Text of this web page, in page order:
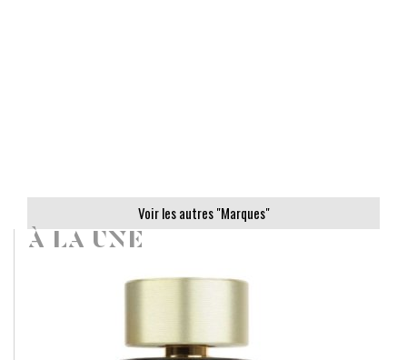
Voir les autres "Marques"
À LA UNE